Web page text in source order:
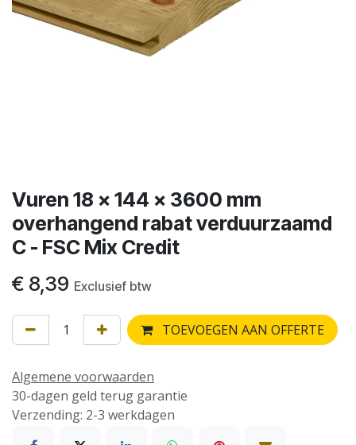
Vuren 18 x 144 x 3600 mm
overhangend rabat verduurzaamd
C - FSC Mix Credit
€ 8,39 Exclusief btw
TOEVOEGEN AAN OFFERTE
Algemene voorwaarden
30-dagen geld terug garantie
Verzending: 2-3 werkdagen